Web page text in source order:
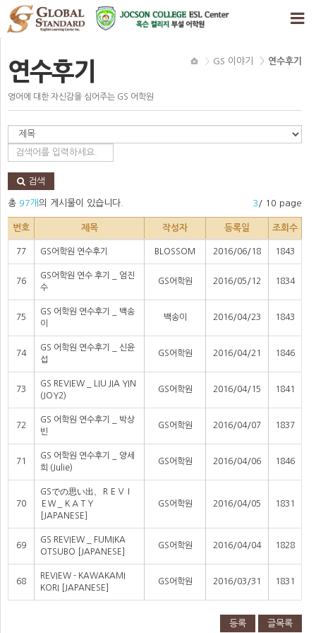
GS 이야기 연수후기
연수후기
영어에 대한 자신감을 심어주는 GS 어학원
검색
총 97개의 게시물이 있습니다. 3 / 10 page
번호 제목 작성자 등록일 조회수
77 GS어학원 연수후기 BLOSSOM 2016/06/18 1843
76
GS어학원 연수 후기 _ 엄진
수
GS어학원 2016/05/12 1834
75
GS 어학원 연수후기 _ 백송
이
백송이 2016/04/23 1843
74
GS 어학원 연수후기 _ 신윤
섭
GS어학원 2016/04/21 1846
73
GS REVIEW _ LIU JIA YIN
(JOY2)
GS어학원 2016/04/15 1841
72
GS 어학원 연수후기 _ 박상
빈
GS어학원 2016/04/07 1837
71
GS 어학원 연수후기 _ 양세
희 (Julie)
GS어학원 2016/04/06 1846
70
GSでの思い出、ＲＥＶＩ
ＥＷ＿ＫＡＴＹ
[JAPANESE］
GS어학원 2016/04/05 1831
69
GS REVIEW _ FUMIKA
OTSUBO [JAPANESE]
GS어학원 2016/04/04 1828
68
REVIEW - KAWAKAMI
KORI [JAPANESE]
GS어학원 2016/03/31 1831
등록 글목록